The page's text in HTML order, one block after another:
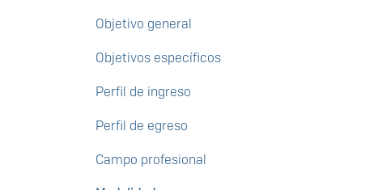
Objetivo general
Objetivos específicos
Perfil de ingreso
Perfil de egreso
Campo profesional